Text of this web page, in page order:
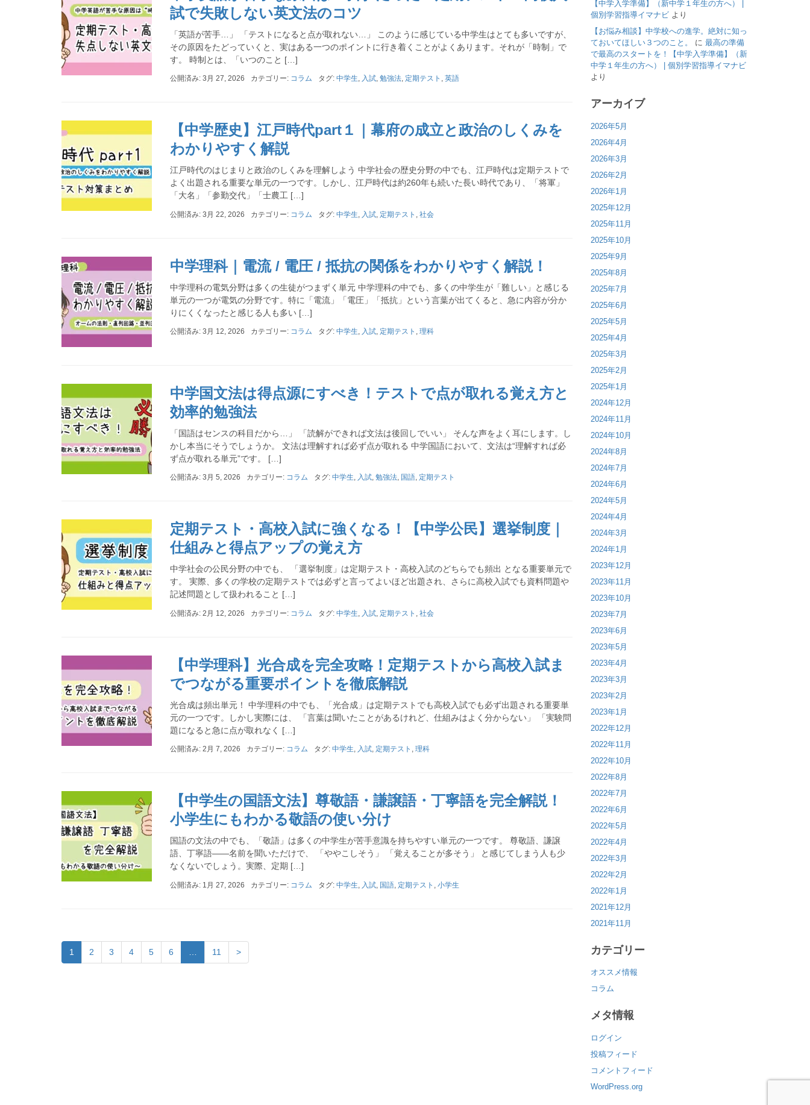
試で失敗しない英文法のコツ
「英語が苦手…」 「テストになると点が取れない…」 このように感じている中学生はとても多いですが、
その原因をたどっていくと、実はある一つのポイントに行き着くことがよくあります。それが「時制」で
す。 時制とは、「いつのこと […]
公開済み: 3月 27, 2026 カテゴリー: コラム タグ: 中学生, 入試, 勉強法, 定期テスト , 英語
【中学歴史】江戸時代part１｜幕府の成立と政治のしくみを
わかりやすく解説
江戸時代のはじまりと政治のしくみを理解しよう 中学社会の歴史分野の中でも、江戸時代は定期テストで
よく出題される重要な単元の一つです。しかし、江戸時代は約260年も続いた長い時代であり、「将軍」
「大名」「参勤交代」「士農工 […]
公開済み: 3月 22, 2026 カテゴリー: コラム タグ: 中学生 入試 定期テスト 社会
中学理科｜電流 / 電圧 / 抵抗の関係をわかりやすく解説！
中学理科の電気分野は多くの生徒がつまずく単元 中学理科の中でも、多くの中学生が「難しい」と感じる
単元の一つが電気の分野です。特に「電流」「電圧」「抵抗」という言葉が出てくると、急に内容が分か
りにくくなったと感じる人も多い […]
公開済み: 3月 12, 2026 カテゴリー: コラム タグ: 中学生, 入試, 定期テスト , 理科
中学国文法は得点源にすべき！テストで点が取れる覚え方と
効率的勉強法
「国語はセンスの科目だから…」 「読解ができれば文法は後回しでいい」 そんな声をよく耳にします。し
かし本当にそうでしょうか。 文法は理解すれば必ず点が取れる 中学国語において、文法は“理解すれば必
ず点が取れる単元”です。 […]
公開済み: 3月 5, 2026 カテゴリー: コラム タグ: 中学生, 入試, 勉強法, 国語, 定期テスト
定期テスト・高校入試に強くなる！【中学公民】選挙制度｜
仕組みと得点アップの覚え方
中学社会の公民分野の中でも、 「選挙制度」は定期テスト・高校入試のどちらでも頻出 となる重要単元で
す。 実際、多くの学校の定期テストでは必ずと言ってよいほど出題され、さらに高校入試でも資料問題や
記述問題として扱われること […]
公開済み: 2月 12, 2026 カテゴリー: コラム タグ: 中学生 入試 定期テスト 社会
【中学理科】光合成を完全攻略！定期テストから高校入試ま
でつながる重要ポイントを徹底解説
光合成は頻出単元！ 中学理科の中でも、「光合成」は定期テストでも高校入試でも必ず出題される重要単
元の一つです。しかし実際には、 「言葉は聞いたことがあるけれど、仕組みはよく分からない」 「実験問
題になると急に点が取れなく […]
公開済み: 2月 7, 2026 カテゴリー: コラム タグ: 中学生, 入試, 定期テスト , 理科
【中学生の国語文法】尊敬語・謙譲語・丁寧語を完全解説！
小学生にもわかる敬語の使い分け
国語の文法の中でも、「敬語」は多くの中学生が苦手意識を持ちやすい単元の一つです。 尊敬語、謙譲
語、丁寧語――名前を聞いただけで、 「ややこしそう」 「覚えることが多そう」 と感じてしまう人も少
なくないでしょう。実際、定期 […]
公開済み: 1月 27, 2026 カテゴリー: コラム タグ: 中学生 入試 国語 定期テスト 小学生
1 2 3 4 5 6 11 >
【中学入学準備】（新中学１年生の方へ） |
個別学習指導イマナビより
【お悩み相談】中学校への進学。絶対に知っ
ておいてほしい３つのこと。
に 最高の準備
で最高のスタートを！【中学入学準備】（新
中学１年生の方へ） | 個別学習指導イマナビ
より
アーカイブ
2026年5月
2026年4月
2026年3月
2026年2月
2026年1月
2025年12月
2025年11月
2025年10月
2025年9月
2025年8月
2025年7月
2025年6月
2025年5月
2025年4月
2025年3月
2025年2月
2025年1月
2024年12月
2024年11月
2024年10月
2024年8月
2024年7月
2024年6月
2024年5月
2024年4月
2024年3月
2024年1月
2023年12月
2023年11月
2023年10月
2023年7月
2023年6月
2023年5月
2023年4月
2023年3月
2023年2月
2023年1月
2022年12月
2022年11月
2022年10月
2022年8月
2022年7月
2022年6月
2022年5月
2022年4月
2022年3月
2022年2月
2022年1月
2021年12月
2021年11月
カテゴリー
オススメ情報
コラム
メタ情報
ログイン
投稿フィード
コメントフィード
WordPress.org